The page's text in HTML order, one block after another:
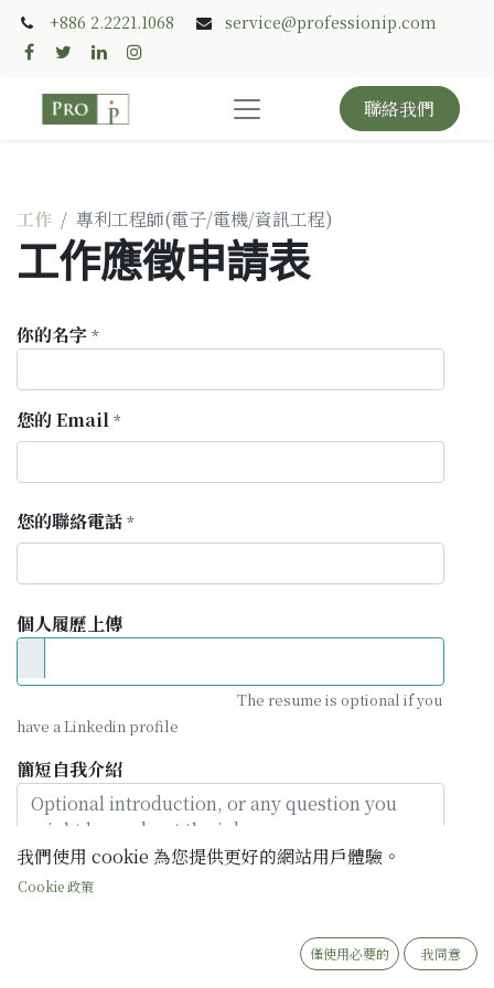
+886 2.2221.1068 service@professionip.com
聯絡我們
工作 專利工程師(電子/電機/資訊工程)
工作應徵申請表
你的名字 *
您的 Email *
您的聯絡電話 *
個人履歷上傳
The resume is optional if you
have a Linkedin profile
簡短自我介紹
我們使用 cookie 為您提供更好的網站用戶體驗。
Cookie 政策
僅使用必要的 我同意